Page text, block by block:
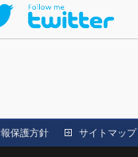
保護方針 サイトマップ